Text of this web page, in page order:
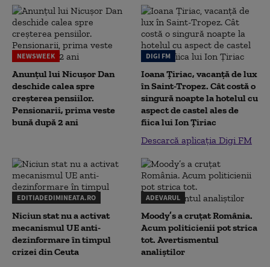
NEWSWEEK
Anunțul lui Nicușor Dan
deschide calea spre
creșterea pensiilor.
Pensionarii, prima veste
bună după 2 ani
DIGI FM
Ioana Țiriac, vacanță de lux
în Saint-Tropez. Cât costă o
singură noapte la hotelul cu
aspect de castel ales de
fiica lui Ion Țiriac
Descarcă aplicația Digi FM
EDITIADEDIMINEATA.RO
Niciun stat nu a activat
mecanismul UE anti-
dezinformare în timpul
crizei din Ceuta
ADEVARUL
Moody’s a cruțat România.
Acum politicienii pot strica
tot. Avertismentul
analiștilor